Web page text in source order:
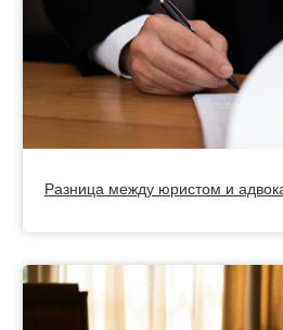
Разница между юристом и